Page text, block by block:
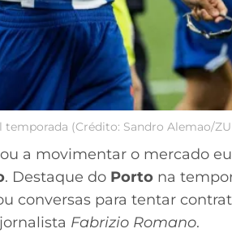
(Crédito: Sandro Alemao/
a movimentar o mercado
. Destaque do Porto na
conversas para tentar
Fabrizio Romano.